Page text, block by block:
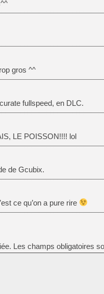
gros ^^
fullspeed, en DLC.
LE POISSON!!!! lol
de Gcubix.
ce qu’on a pure rire
Les champs obligatoires